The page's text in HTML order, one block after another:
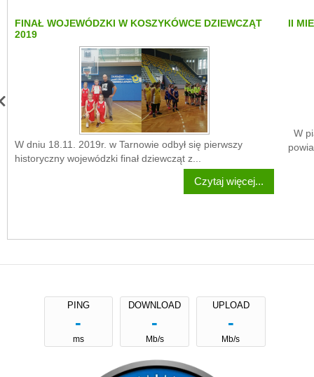
FINAŁ WOJEWÓDZKI W KOSZYKÓWCE DZIEWCZĄT
2019
W dniu 18.11. 2019r. w Tarnowie odbył się pierwszy
historyczny wojewódzki finał dziewcząt z...
Czytaj więcej...
II
W